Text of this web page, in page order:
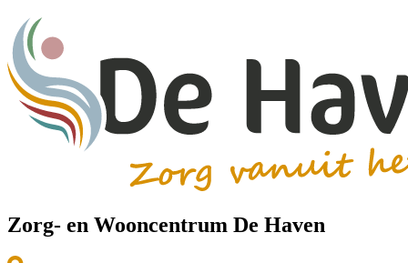
Zorg- en Wooncentrum De Haven